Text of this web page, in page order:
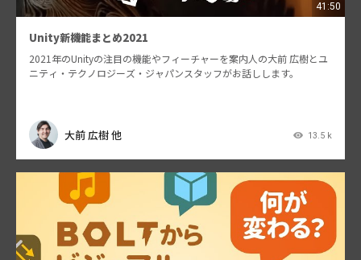
41:50
Unity新機能まとめ2021
2021年のUnityの注目の機能やフィーチャーを案内人の大前 広樹とユ
ニティ・テクノロジーズ・ジャパンスタッフがお話しします。
大前 広樹 他 13.5 k